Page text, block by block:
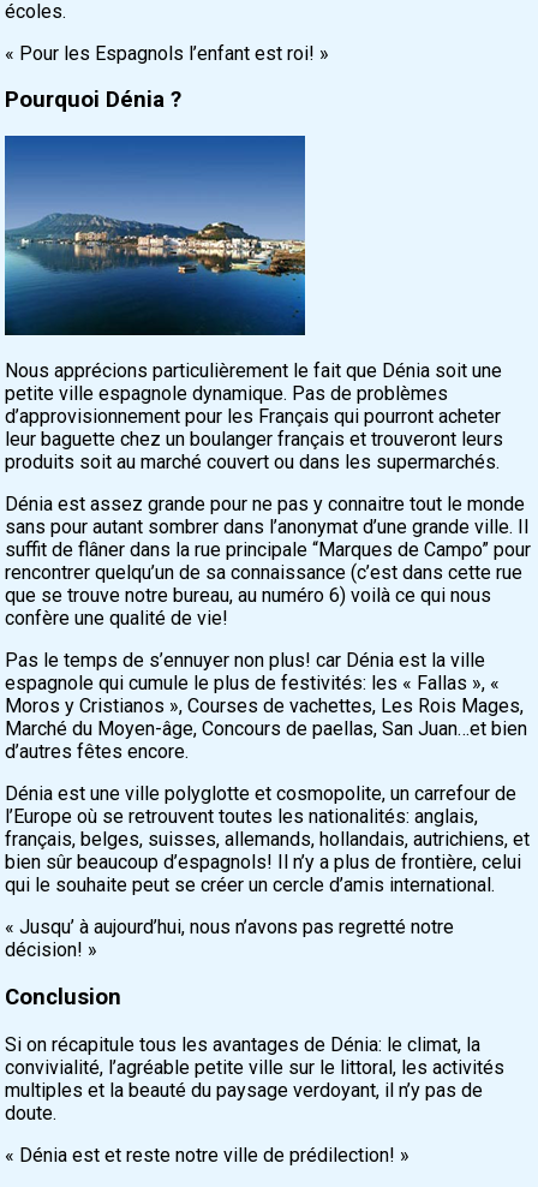
écoles.
« Pour les Espagnols l’enfant est roi! »
Pourquoi Dénia ?
Nous apprécions particulièrement le fait que Dénia soit une
petite ville espagnole dynamique. Pas de problèmes
d’approvisionnement pour les Français qui pourront acheter
leur baguette chez un boulanger français et trouveront leurs
produits soit au marché couvert ou dans les supermarchés.
Dénia est assez grande pour ne pas y connaitre tout le monde
sans pour autant sombrer dans l’anonymat d’une grande ville. Il
suffit de flâner dans la rue principale “Marques de Campo” pour
rencontrer quelqu’un de sa connaissance (c’est dans cette rue
que se trouve notre bureau, au numéro 6) voilà ce qui nous
confère une qualité de vie!
Pas le temps de s’ennuyer non plus! car Dénia est la ville
espagnole qui cumule le plus de festivités: les « Fallas », «
Moros y Cristianos », Courses de vachettes, Les Rois Mages,
Marché du Moyen-âge, Concours de paellas, San Juan…et bien
d’autres fêtes encore.
Dénia est une ville polyglotte et cosmopolite, un carrefour de
l’Europe où se retrouvent toutes les nationalités: anglais,
français, belges, suisses, allemands, hollandais, autrichiens, et
bien sûr beaucoup d’espagnols! Il n’y a plus de frontière, celui
qui le souhaite peut se créer un cercle d’amis international.
« Jusqu’ à aujourd’hui, nous n’avons pas regretté notre
décision! »
Conclusion
Si on récapitule tous les avantages de Dénia: le climat, la
convivialité, l’agréable petite ville sur le littoral, les activités
multiples et la beauté du paysage verdoyant, il n’y pas de
doute.
« Dénia est et reste notre ville de prédilection! »